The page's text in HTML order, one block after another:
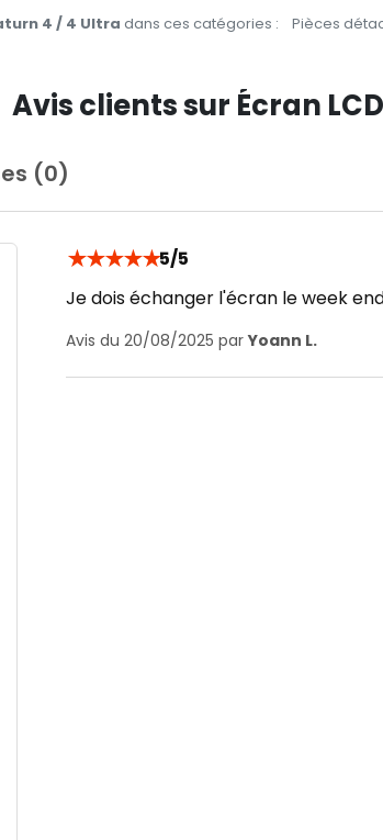
4 / 4 Ultra dans ces catégories : Pièces
Avis clients sur Écran
(0)
★★★★★5/5
Je dois échanger l'écran le week
Avis du 20/08/2025 parYoann L.